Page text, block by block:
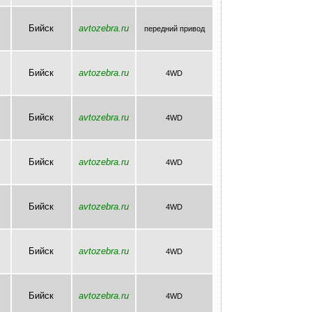
Бийск avtozebra.ru передний привод
Бийск avtozebra.ru 4WD
Бийск avtozebra.ru 4WD
Бийск avtozebra.ru 4WD
Бийск avtozebra.ru 4WD
Бийск avtozebra.ru 4WD
Бийск avtozebra.ru 4WD